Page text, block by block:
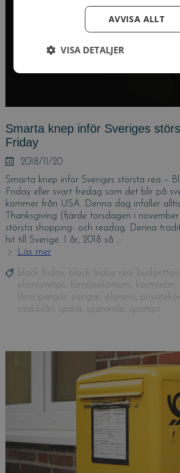
Smarta knep inför Sveriges
Friday
Posted
on
2018/11/20
Smarta knep inför Sveriges största rea –
Friday eller svart fredag som det blir på
kommer från USA. Denna dag infaller
Thanksgiving (fjärde torsdagen i
största shopping- och readag. Denna
hit till Sverige. I år, 2018 så …
Läs merSmarta
inför
Sveriges
största
rea,
Tags
black friday, black friday rea, budgettips
ekonomitips, familjeekonomi, kostnader ,
låna pengar , pengar , planera,
snabblån, spara, sparande, spartips
AVVISA ALLT
VISA DETALJER